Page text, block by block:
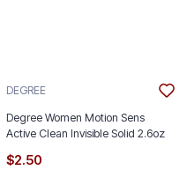
DEGREE
Degree Women Motion Sens
Active Clean Invisible Solid 2.6oz
$2.50